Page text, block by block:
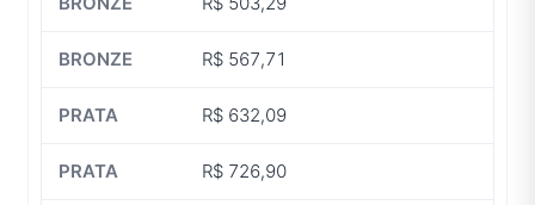
R$ 567,71
R$ 632,09
R$ 726,90